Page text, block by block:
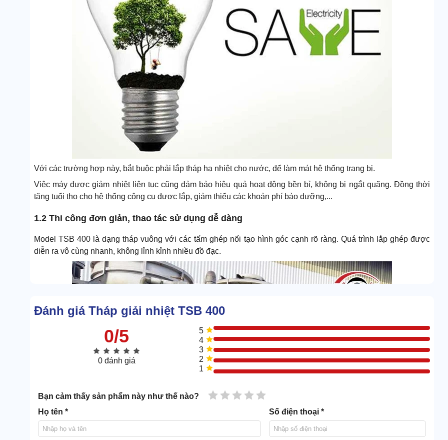
Với các trường hợp này, bắt buộc phải lắp tháp hạ nhiệt cho nước, để làm mát hệ thống trang bị.
Việc máy được giảm nhiệt liên tục cũng đảm bảo hiệu quả hoạt động bền bỉ, không bị ngắt quãng. Đồng thời
tăng tuổi thọ cho hệ thống công cụ được lắp, giảm thiểu các khoản phí bảo dưỡng,...
1.2 Thi công đơn giản, thao tác sử dụng dễ dàng
Model TSB 400 là dạng tháp vuông với các tấm ghép nối tạo hình góc cạnh rõ ràng. Quá trình lắp ghép được
diễn ra vô cùng nhanh, không lỉnh kỉnh nhiều đồ đạc.
Đánh giá Tháp giải nhiệt TSB 400
0/5
0 đánh giá
5
4
3
2
1
Bạn cảm thấy sản phẩm này như thế nào? 5 sao
4 sao
3 sao
2 sao
1 sao
Họ tên * Số điện thoại *